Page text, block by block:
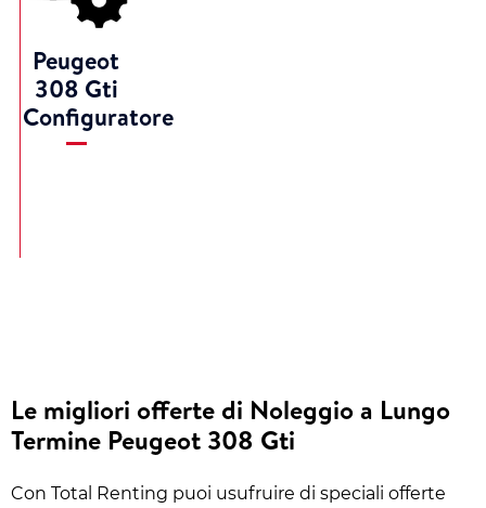
Peugeot
308 Gti
Configuratore
Le migliori offerte di Noleggio a Lungo
Termine Peugeot 308 Gti
Con Total Renting puoi usufruire di speciali offerte